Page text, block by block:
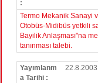
:
Termo Mekanik Sanayi
Otobüs-Midibüs yetkili
Bayilik Anlaşması"na
tanınması talebi.
Yayımlanm
a Tarihi :
22.8.2003